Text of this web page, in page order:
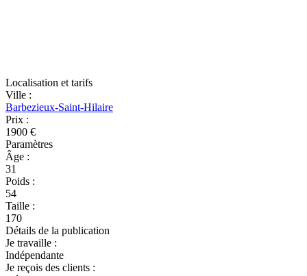
Localisation et tarifs
Ville :
Barbezieux-Saint-Hilaire
Prix :
1900 €
Paramètres
Âge :
31
Poids :
54
Taille :
170
Détails de la publication
Je travaille :
Indépendante
Je reçois des clients :